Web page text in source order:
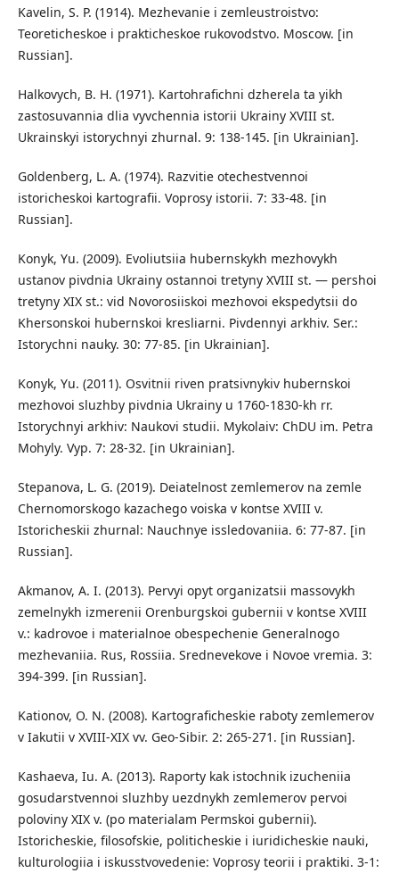
Kavelin, S. P. (1914). Mezhevanie i zemleustroistvo:
Teoreticheskoe i prakticheskoe rukovodstvo. Moscow. [in
Russian].
Halkovych, B. H. (1971). Kartohrafichni dzherela ta yikh
zastosuvannia dlia vyvchennia istorii Ukrainy XVIII st.
Ukrainskyi istorychnyi zhurnal. 9: 138-145. [in Ukrainian].
Goldenberg, L. A. (1974). Razvitie otechestvennoi
istoricheskoi kartografii. Voprosy istorii. 7: 33-48. [in
Russian].
Konyk, Yu. (2009). Evoliutsiia hubernskykh mezhovykh
ustanov pivdnia Ukrainy ostannoi tretyny XVIII st. — pershoi
tretyny XIX st.: vid Novorosiiskoi mezhovoi ekspedytsii do
Khersonskoi hubernskoi kresliarni. Pivdennyi arkhiv. Ser.:
Istorychni nauky. 30: 77-85. [in Ukrainian].
Konyk, Yu. (2011). Osvitnii riven pratsivnykiv hubernskoi
mezhovoi sluzhby pivdnia Ukrainy u 1760-1830-kh rr.
Istorychnyi arkhiv: Naukovi studii. Mykolaiv: ChDU im. Petra
Mohyly. Vyp. 7: 28-32. [in Ukrainian].
Stepanova, L. G. (2019). Deiatelnost zemlemerov na zemle
Chernomorskogo kazachego voiska v kontse XVIII v.
Istoricheskii zhurnal: Nauchnye issledovaniia. 6: 77-87. [in
Russian].
Akmanov, A. I. (2013). Pervyi opyt organizatsii massovykh
zemelnykh izmerenii Orenburgskoi gubernii v kontse XVIII
v.: kadrovoe i materialnoe obespechenie Generalnogo
mezhevaniia. Rus, Rossiia. Srednevekove i Novoe vremia. 3:
394-399. [in Russian].
Kationov, O. N. (2008). Kartograficheskie raboty zemlemerov
v Iakutii v XVIII-XIX vv. Geo-Sibir. 2: 265-271. [in Russian].
Kashaeva, Iu. A. (2013). Raporty kak istochnik izucheniia
gosudarstvennoi sluzhby uezdnykh zemlemerov pervoi
poloviny XIX v. (po materialam Permskoi gubernii).
Istoricheskie, filosofskie, politicheskie i iuridicheskie nauki,
kulturologiia i iskusstvovedenie: Voprosy teorii i praktiki. 3-1: